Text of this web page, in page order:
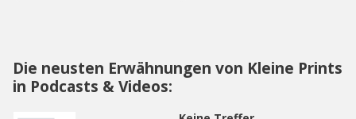
Die neusten Erwähnungen von Kleine Prints
in Podcasts & Videos: